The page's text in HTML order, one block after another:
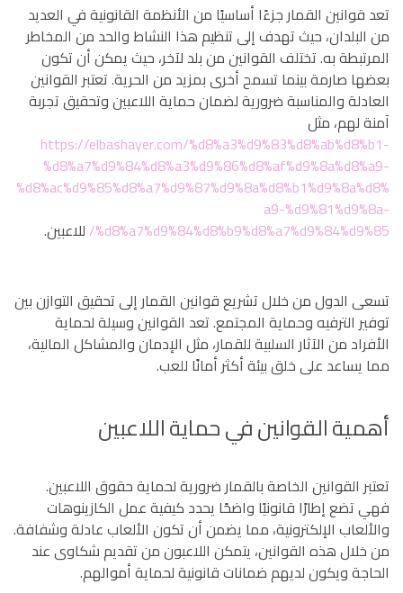
تعد قوانين القمار جزءًا أساسيًا من الأنظمة القانونية في العديد
من البلدان، حيث تهدف إلى تنظيم هذا النشاط والحد من المخاطر
المرتبطة به. تختلف القوانين من بلد لآخر، حيث يمكن أن تكون
بعضها صارمة بينما تسمح أخرى بمزيد من الحرية. تعتبر القوانين
العادلة والمناسبة ضرورية لضمان حماية اللاعبين وتحقيق تجربة
آمنة لهم، مثل
https://elbashayer.com/%d8%a3%d9%83%d8%ab%d8%b1-
%d8%a7%d9%84%d8%a3%d9%86%d8%af%d9%8a%d8%a9-
%d8%ac%d9%85%d8%a7%d9%87%d9%8a%d8%b1%d9%8a%d8%
a9-%d9%81%d9%8a-
%d8%a7%d9%84%d8%b9%d8%a7%d9%84%d9%85/ للاعبين.
تسعى الدول من خلال تشريع قوانين القمار إلى تحقيق التوازن بين
توفير الترفيه وحماية المجتمع. تعد القوانين وسيلة لحماية
الأفراد من الآثار السلبية للقمار، مثل الإدمان والمشاكل المالية،
مما يساعد على خلق بيئة أكثر أمانًا للعب.
أهمية القوانين في حماية اللاعبين
تعتبر القوانين الخاصة بالقمار ضرورية لحماية حقوق اللاعبين.
فهي تضع إطارًا قانونيًا واضحًا يحدد كيفية عمل الكازينوهات
والألعاب الإلكترونية، مما يضمن أن تكون الألعاب عادلة وشفافة.
من خلال هذه القوانين، يتمكن اللاعبون من تقديم شكاوى عند
الحاجة ويكون لديهم ضمانات قانونية لحماية أموالهم.